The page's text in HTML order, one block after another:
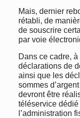
Mais, dernier
rétabli, de
de souscrire
par voie
Dans ce cadre,
déclarations de
ainsi que les
sommes
devront être
téléservice
l’administration